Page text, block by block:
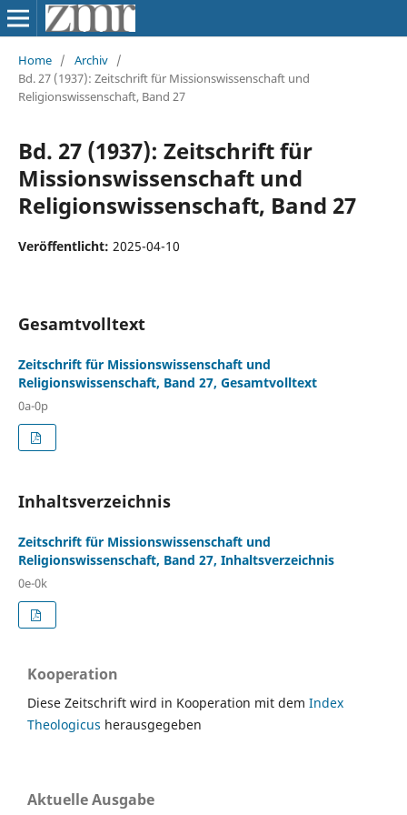
Home / Archiv /
Bd. 27 (1937): Zeitschrift für Missionswissenschaft und
Religionswissenschaft, Band 27
Bd. 27 (1937): Zeitschrift für
Missionswissenschaft und
Religionswissenschaft, Band 27
Veröffentlicht: 2025-04-10
Gesamtvolltext
Zeitschrift für Missionswissenschaft und
Religionswissenschaft, Band 27, Gesamtvolltext
0a-0p
Inhaltsverzeichnis
Zeitschrift für Missionswissenschaft und
Religionswissenschaft, Band 27, Inhaltsverzeichnis
0e-0k
Kooperation
Diese Zeitschrift wird in Kooperation mit dem Index
Theologicus herausgegeben
Aktuelle Ausgabe